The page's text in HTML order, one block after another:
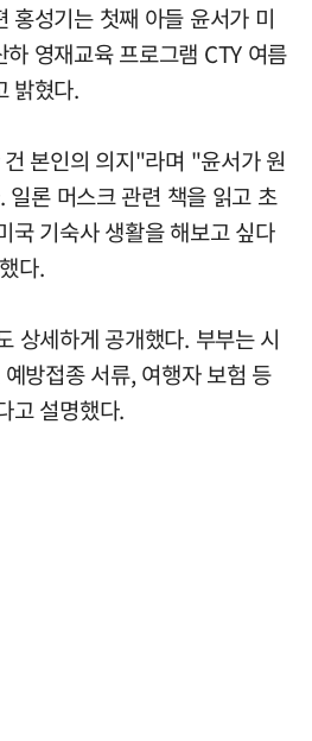
홍성기는 첫째 아들 윤서가 미
영재교육 프로그램 CTY 여름
밝혔다.
본인의 의지"라며 "윤서가 원
일론 머스크 관련 책을 읽고 초
국 기숙사 생활을 해보고 싶다
다.
상세하게 공개했다. 부부는 시
방접종 서류, 여행자 보험 등
고 설명했다.